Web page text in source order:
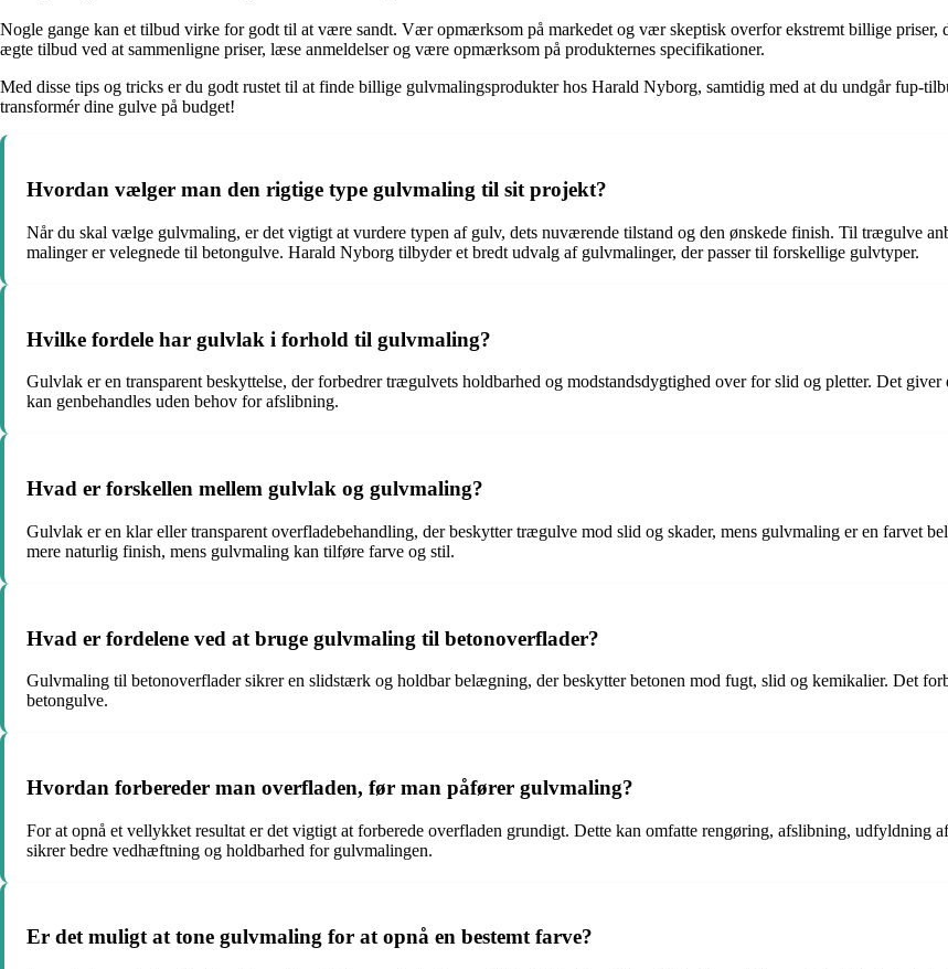
Nogle gange kan et tilbud virke for godt til at være sandt. Vær opmærksom på markedet og vær skeptisk overfor ekstremt billige
ægte tilbud ved at sammenligne priser, læse anmeldelser og være opmærksom på produkternes specifikationer.
Med disse tips og tricks er du godt rustet til at finde billige gulvmalingsprodukter hos Harald Nyborg, samtidig med at du undgår fup-
transformér dine gulve på budget!
Hvordan vælger man den rigtige type gulvmaling til sit projekt?
Når du skal vælge gulvmaling, er det vigtigt at vurdere typen af gulv, dets nuværende tilstand og den ønskede finish. Til trægulve
malinger er velegnede til betongulve. Harald Nyborg tilbyder et bredt udvalg af gulvmalinger, der passer til forskellige gulvtyper.
Hvilke fordele har gulvlak i forhold til gulvmaling?
Gulvlak er en transparent beskyttelse, der forbedrer trægulvets holdbarhed og modstandsdygtighed over for slid og pletter. Det
kan genbehandles uden behov for afslibning.
Hvad er forskellen mellem gulvlak og gulvmaling?
Gulvlak er en klar eller transparent overfladebehandling, der beskytter trægulve mod slid og skader, mens gulvmaling er en farvet
mere naturlig finish, mens gulvmaling kan tilføre farve og stil.
Hvad er fordelene ved at bruge gulvmaling til betonoverflader?
Gulvmaling til betonoverflader sikrer en slidstærk og holdbar belægning, der beskytter betonen mod fugt, slid og kemikalier. Det
betongulve.
Hvordan forbereder man overfladen, før man påfører gulvmaling?
For at opnå et vellykket resultat er det vigtigt at forberede overfladen grundigt. Dette kan omfatte rengøring, afslibning, udfyldning
sikrer bedre vedhæftning og holdbarhed for gulvmalingen.
Er det muligt at tone gulvmaling for at opnå en bestemt farve?